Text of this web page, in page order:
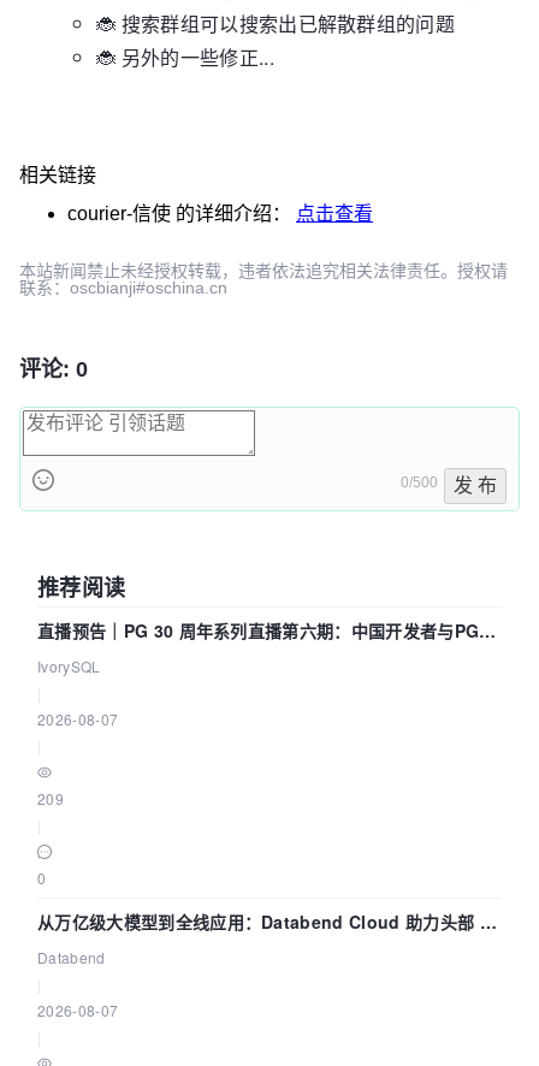
🐞 搜索群组可以搜索出已解散群组的问题
🐞 另外的一些修正...
相关链接
courier-信使 的详细介绍： 点击查看
本站新闻禁止未经授权转载，违者依法追究相关法律责任。授权请
联系：oscbianji#oschina.cn
评论: 0
0/500 发 布
推荐阅读
直播预告｜PG 30 周年系列直播第六期：中国开发者与PG内
核——我们改得动吗？我们贡献了什么？
IvorySQL
2026-08-07
209
0
从万亿级大模型到全线应用：Databend Cloud 助力头部 AI
企业构建全链路 Trace 数据管道
Databend
2026-08-07